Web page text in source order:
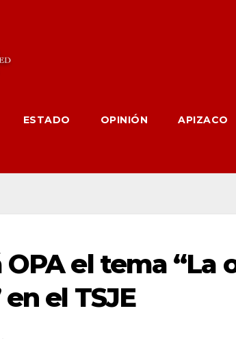
ESTADO OPINIÓN APIZACO
el tema “La
el TSJE